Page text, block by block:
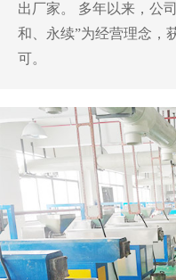
出厂家。
多年以来，公
和、永续”为经营理念，
可。